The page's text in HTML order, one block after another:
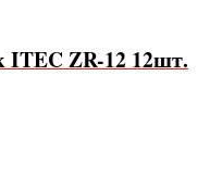
ITEC ZR-12 12шт.